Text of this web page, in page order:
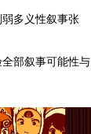
多义性叙事张
部叙事可能性与